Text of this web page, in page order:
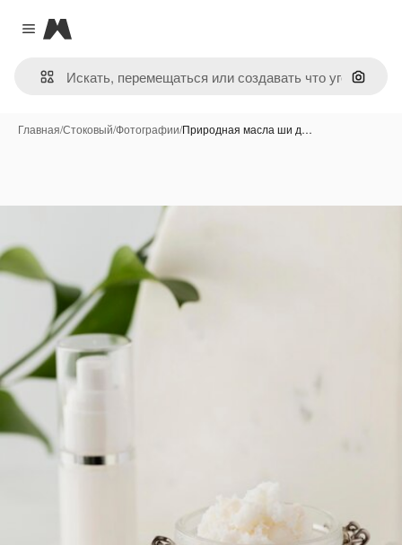
Close menu
Magnific
Поиск
Главная/Стоковый/Фотографии/Природная масла ши д…